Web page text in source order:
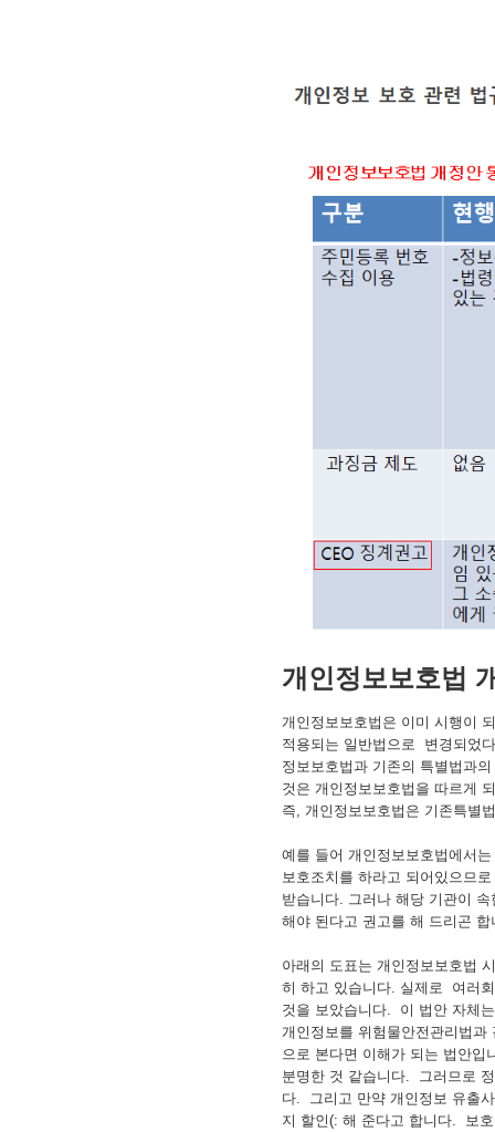
개인정보보호법
개인정보보호법은 이미 시행이
적용되는 일반법으로 변경되었
정보보호법과 기존의 특별법과
것은 개인정보보호법을 따르게
즉, 개인정보보호법은 기존특별
예를 들어 개인정보보호법에서
보호조치를 하라고 되어있으므
받습니다. 그러나 해당 기관이
해야 된다고 권고를 해 드리곤 합
아래의 도표는 개인정보보호법
히 하고 있습니다. 실제로 여러
것을 보았습니다. 이 법안 자체
개인정보를 위험물안전관리법
으로 본다면 이해가 되는 법안
분명한 것 같습니다. 그러므로
다. 그리고 만약 개인정보 유출
지 할인(: 해 준다고 합니다. 보